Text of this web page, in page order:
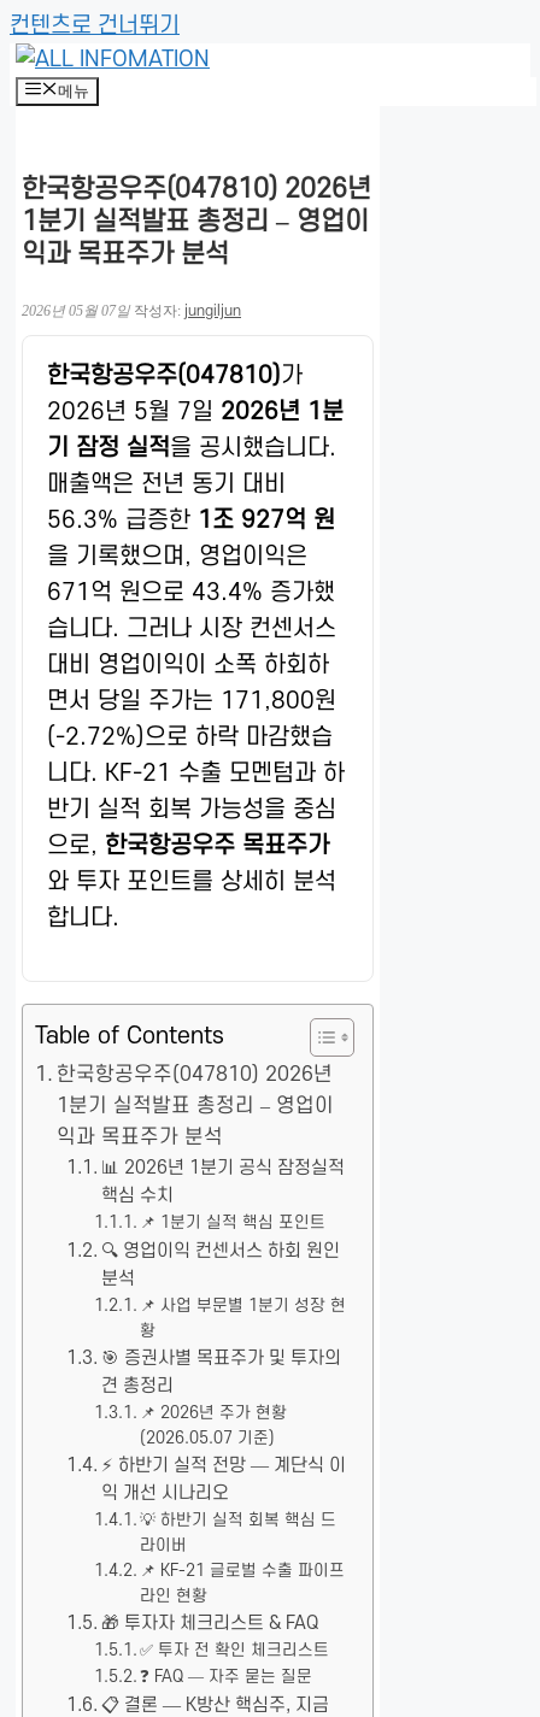
컨텐츠로 건너뛰기
메뉴
한국항공우주(047810) 2026년
1분기 실적발표 총정리 – 영업이
익과 목표주가 분석
2026년 05월 07일 작성자: jungiljun
한국항공우주(047810)가
2026년 5월 7일 2026년 1분
기 잠정 실적을 공시했습니다.
매출액은 전년 동기 대비
56.3% 급증한 1조 927억 원
을 기록했으며, 영업이익은
671억 원으로 43.4% 증가했
습니다. 그러나 시장 컨센서스
대비 영업이익이 소폭 하회하
면서 당일 주가는 171,800원
(-2.72%)으로 하락 마감했습
니다. KF-21 수출 모멘텀과 하
반기 실적 회복 가능성을 중심
으로, 한국항공우주 목표주가
와 투자 포인트를 상세히 분석
합니다.
Table of Contents
한국항공우주(047810) 2026년
1분기 실적발표 총정리 – 영업이
익과 목표주가 분석
📊 2026년 1분기 공식 잠정실적
핵심 수치
📌 1분기 실적 핵심 포인트
🔍 영업이익 컨센서스 하회 원인
분석
📌 사업 부문별 1분기 성장 현
황
🎯 증권사별 목표주가 및 투자의
견 총정리
📌 2026년 주가 현황
(2026.05.07 기준)
⚡ 하반기 실적 전망 — 계단식 이
익 개선 시나리오
💡 하반기 실적 회복 핵심 드
라이버
📌 KF-21 글로벌 수출 파이프
라인 현황
🎁 투자자 체크리스트 & FAQ
✅ 투자 전 확인 체크리스트
❓ FAQ — 자주 묻는 질문
📋 결론 — K방산 핵심주, 지금